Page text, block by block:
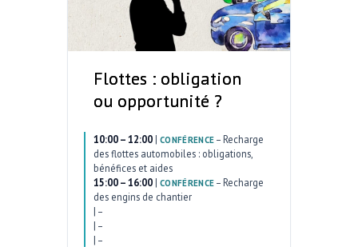
Flottes : obligation
ou opportunité ?
10:00 – 12:00 | CONFÉRENCE – Recharge
des flottes automobiles : obligations,
bénéfices et aides
15:00 – 16:00 | CONFÉRENCE – Recharge
des engins de chantier
| –
| –
| –